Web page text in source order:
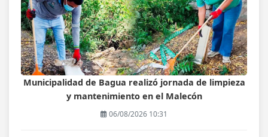
Municipalidad de Bagua realizó jornada de limpieza
y mantenimiento en el Malecón
06/08/2026 10:31